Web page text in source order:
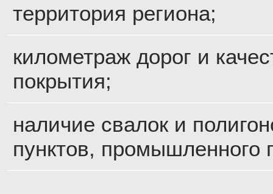
территория региона;
километраж дорог и
покрытия;
наличие свалок и
пунктов, промышленного